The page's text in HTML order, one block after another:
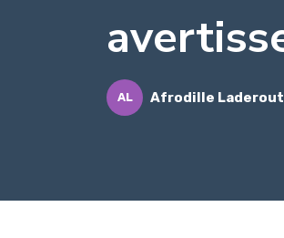
AL Afrodille